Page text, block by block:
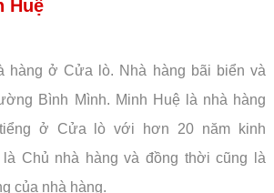
Huệ
hàng ở Cửa lò. Nhà hàng bãi biển và
Bình Mình. Minh Huệ là nhà hàng
ở Cửa lò với hơn 20 năm kinh
là Chủ nhà hàng và đồng thời cũng là
của nhà hàng.